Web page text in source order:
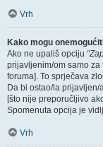
Vrh
Kako mogu
Ako ne upališ opciju
prijavljenim/om samo za
foruma]. To sprječava
Da bi ostao/la prijavljen/
[što nije preporučljivo
Spomenuta opcija je
Vrh